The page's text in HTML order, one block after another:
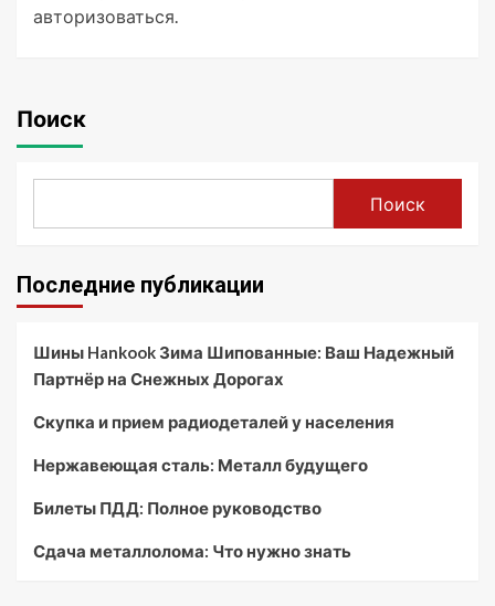
авторизоваться.
Поиск
Поиск
Последние публикации
Шины Hankook Зима Шипованные: Ваш Надежный
Партнёр на Снежных Дорогах
Скупка и прием радиодеталей у населения
Нержавеющая сталь: Металл будущего
Билеты ПДД: Полное руководство
Сдача металлолома: Что нужно знать